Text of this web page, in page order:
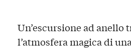
Un’escursione ad anello
l’atmosfera magica di